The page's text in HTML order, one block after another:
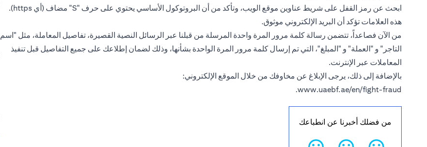
ابحث عن رمز القفل على شريط عناوين موقع الويب، وتأكد من أن البروتوكول الأساسي يحتوي على حرف "S" مضاف (أي https).
هذه العلامات تؤكد أن البريد الإلكتروني موثوق.
من الآن فصاعداً، تتضمن رسالة كلمة مرور المرة واحدة المرسلة من قبلنا عبر الرسائل النصية القصيرة، تفاصيل المعاملة، مثل "اسم
التاجر" و "العملة" و "المبلغ"، التي تم إرسال كلمة مرور المرة الواحدة بشأنها، وذلك لضمان إطلاعك على جميع التفاصيل قبل تنفيذ
المعاملات عبر الإنترنت.
بالإضافة إلى ذلك، يرجى الإبلاغ عن مخاوفك من خلال الموقع الإلكتروني:
www.uaebf.ae/en/fight-fraud
.
من فضلك أخبرنا عن انطباعك